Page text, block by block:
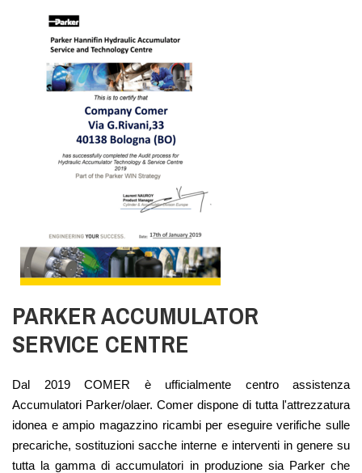
PARKER ACCUMULATOR
SERVICE CENTRE
Dal 2019 COMER è ufficialmente centro assistenza
Accumulatori Parker/olaer. Comer dispone di tutta l'attrezzatura
idonea e ampio magazzino ricambi per eseguire verifiche sulle
precariche, sostituzioni sacche interne e interventi in genere su
tutta la gamma di accumulatori in produzione sia Parker che